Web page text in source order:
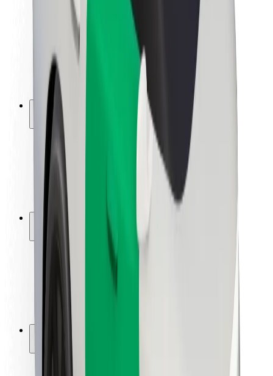
Mahusiano ya Wawekezaji
Uongozi
Chapa
Vyombo vya Habari
Mfuko wa Urban
Usalama
Usalama wa abiria
Usalama wa dereva
Usalama wa skuta
Maabara ya usalama
Maeneo
Suluhisho za miji
Viwanja vya ndege
Maeneo ya Kuchajia ya Bolt
Kwa abiria